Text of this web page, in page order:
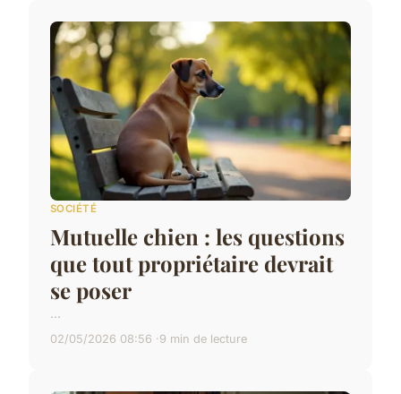
SOCIÉTÉ
Mutuelle chien : les questions
que tout propriétaire devrait
se poser
...
02/05/2026 08:56 9 min de lecture